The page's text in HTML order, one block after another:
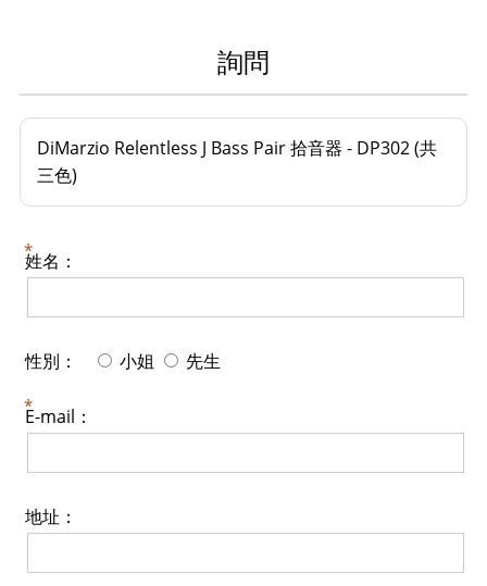
詢問
DiMarzio Relentless J Bass Pair 拾音器 - DP302 (共
三色)
姓名：
性別： 小姐 先生
E-mail：
地址：